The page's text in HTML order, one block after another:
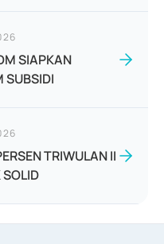
SIAPKAN
SUBSIDI
TRIWULAN II